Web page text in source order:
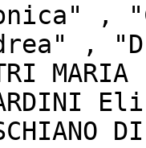
,
,
MARIA